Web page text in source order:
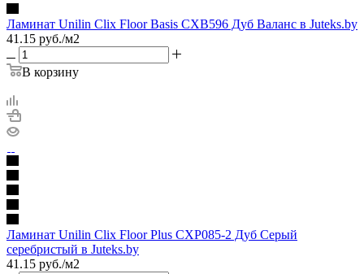
Ламинат Unilin Clix Floor Basis CXB596 Дуб Валанс в Juteks.by
41.15 руб./м2
В корзину
Ламинат Unilin Clix Floor Plus CXP085-2 Дуб Серый
серебристый в Juteks.by
41.15 руб./м2